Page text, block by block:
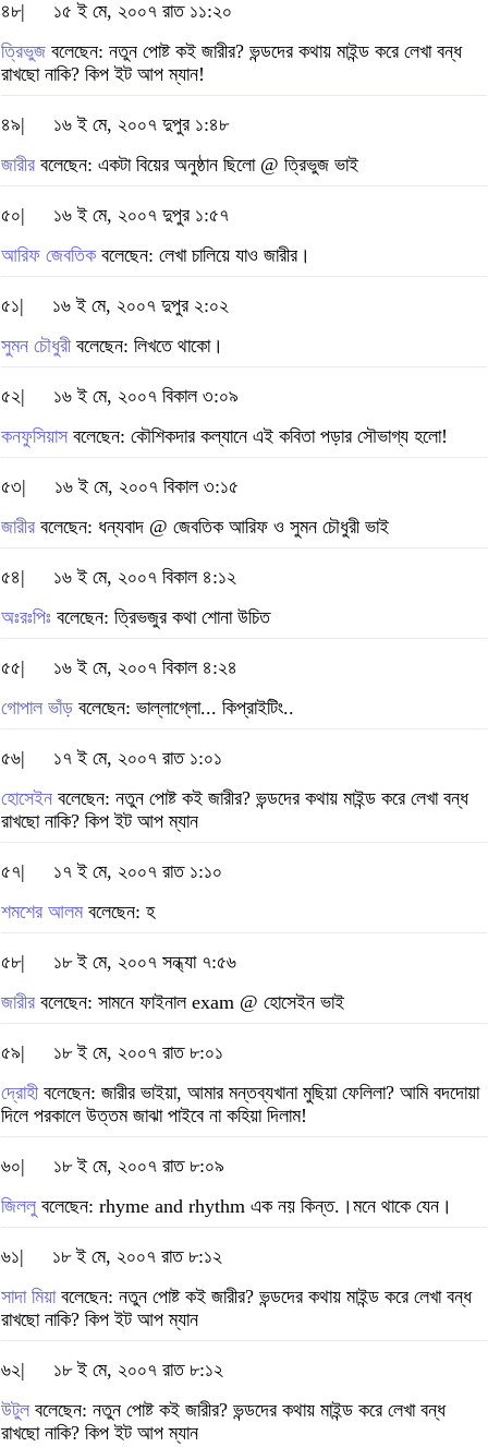
৪৮|
১৫ ই মে, ২০০৭ রাত ১১:২০
ত্রিভুজ বলেছেন: নতুন পোষ্ট কই জারীর? ভন্ডদের কথায় মাইন্ড করে লেখা বন্ধ
রাখছো নাকি? কিপ ইট আপ ম্যান!
৪৯|
১৬ ই মে, ২০০৭ দুপুর ১:৪৮
জারীর বলেছেন: একটা বিয়ের অনুষ্ঠান ছিলো @ ত্রিভুজ ভাই
৫০|
১৬ ই মে, ২০০৭ দুপুর ১:৫৭
আরিফ জেবতিকবলেছেন: লেখা চালিয়ে যাও জারীর।
৫১|
১৬ ই মে, ২০০৭ দুপুর ২:০২
সুমন চৌধুরীবলেছেন: লিখতে থাকো।
৫২|
১৬ ই মে, ২০০৭ বিকাল ৩:০৯
কনফুসিয়াস বলেছেন: কৌশিকদার কল্যানে এই কবিতা পড়ার সৌভাগ্য হলো!
৫৩|
১৬ ই মে, ২০০৭ বিকাল ৩:১৫
জারীর বলেছেন: ধন্যবাদ @ জেবতিক আরিফ ও সুমন চৌধুরী ভাই
৫৪|
১৬ ই মে, ২০০৭ বিকাল ৪:১২
অঃরঃপিঃ বলেছেন: তি্রভজুর কথা শোনা উচিত
৫৫|
১৬ ই মে, ২০০৭ বিকাল ৪:২৪
গোপাল ভাঁড় বলেছেন: ভাল্লাগ্লো... কিপ্রাইটিং..
৫৬|
১৭ ই মে, ২০০৭ রাত ১:০১
হোসেইন বলেছেন: নতুন পোষ্ট কই জারীর? ভন্ডদের কথায় মাইন্ড করে লেখা বন্ধ
রাখছো নাকি? কিপ ইট আপ ম্যান
৫৭|
১৭ ই মে, ২০০৭ রাত ১:১০
শমশের আলমবলেছেন: হ
৫৮|
১৮ ই মে, ২০০৭ সন্ধ্যা ৭:৫৬
জারীর বলেছেন: সামনে ফাইনাল exam @ হোসেইন ভাই
৫৯|
১৮ ই মে, ২০০৭ রাত ৮:০১
দ্রোহীবলেছেন: জারীর ভাইয়া, আমার মন্তব্যখানা মুছিয়া ফেলিলা? আমি বদদোয়া
দিলে পরকালে উত্তম জাঝা পাইবে না কহিয়া দিলাম!
৬০|
১৮ ই মে, ২০০৭ রাত ৮:০৯
জিললু বলেছেন: rhyme and rhythm এক নয় কিন্ত.।মনে থাকে যেন।
৬১|
১৮ ই মে, ২০০৭ রাত ৮:১২
সাদা মিয়াবলেছেন: নতুন পোষ্ট কই জারীর? ভন্ডদের কথায় মাইন্ড করে লেখা বন্ধ
রাখছো নাকি? কিপ ইট আপ ম্যান
৬২|
১৮ ই মে, ২০০৭ রাত ৮:১২
উটুল বলেছেন: নতুন পোষ্ট কই জারীর? ভন্ডদের কথায় মাইন্ড করে লেখা বন্ধ
রাখছো নাকি? কিপ ইট আপ ম্যান